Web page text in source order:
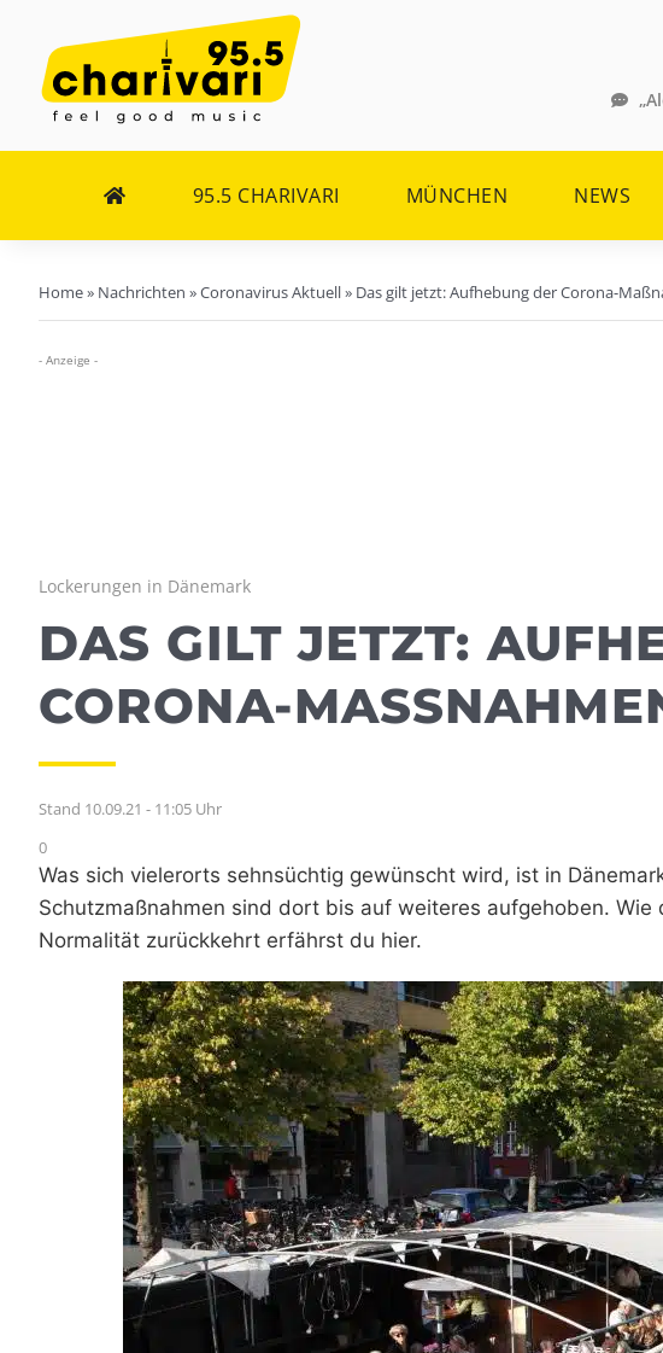
Inhalt
springen
95.5 CHARIVARI MÜNCHEN NEWS
Home» Nachrichten »Coronavirus Aktuell» Das gilt jetzt: Aufhebung der Corona-
- Anzeige -
Lockerungen in Dänemark
DAS GILT JETZT:
CORONA-
Stand 10.09.21 - 11:05 Uhr
0
Was sich vielerorts sehnsüchtig gewünscht wird, ist in
Schutzmaßnahmen sind dort bis auf weiteres aufgehoben.
Normalität zurückkehrt erfährst du hier.